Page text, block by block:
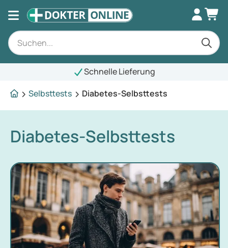
Schnelle Lieferung
Selbsttests
Diabetes-Selbsttests
Diabetes-Selbsttests